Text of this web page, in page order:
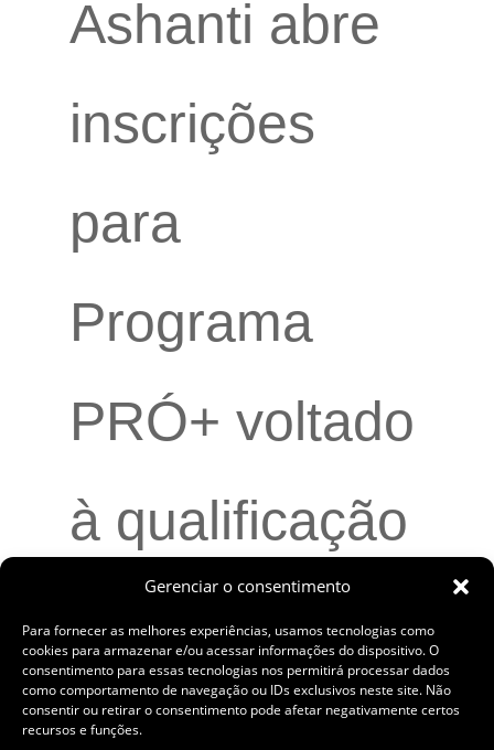
Gerenciar o consentimento
Para fornecer as melhores experiências, usamos tecnologias como
cookies para armazenar e/ou acessar informações do dispositivo. O
consentimento para essas tecnologias nos permitirá processar dados
como comportamento de navegação ou IDs exclusivos neste site. Não
consentir ou retirar o consentimento pode afetar negativamente certos
recursos e funções.
Ashanti abre
inscrições
para
Programa
PRÓ+ voltado
à qualificação
de mulheres e
pessoas com